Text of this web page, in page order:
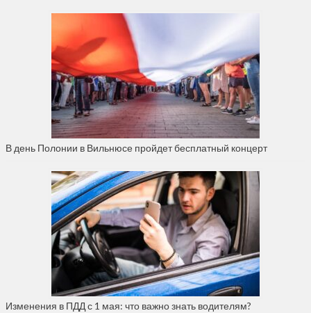
В день Полонии в Вильнюсе пройдет бесплатный концерт
Изменения в ПДД с 1 мая: что важно знать водителям?